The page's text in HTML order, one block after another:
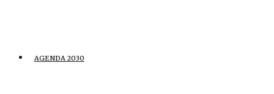
AGENDA 2030